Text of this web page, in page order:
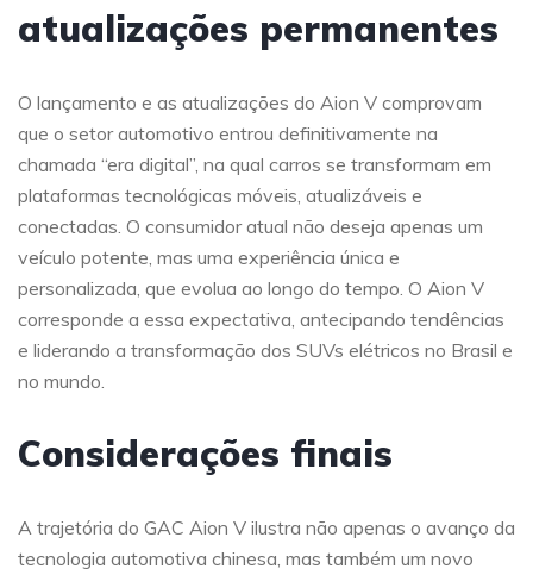
atualizações permanentes
O lançamento e as atualizações do Aion V comprovam
que o setor automotivo entrou definitivamente na
chamada “era digital”, na qual carros se transformam em
plataformas tecnológicas móveis, atualizáveis e
conectadas. O consumidor atual não deseja apenas um
veículo potente, mas uma experiência única e
personalizada, que evolua ao longo do tempo. O Aion V
corresponde a essa expectativa, antecipando tendências
e liderando a transformação dos SUVs elétricos no Brasil e
no mundo.
Considerações finais
A trajetória do GAC Aion V ilustra não apenas o avanço da
tecnologia automotiva chinesa, mas também um novo